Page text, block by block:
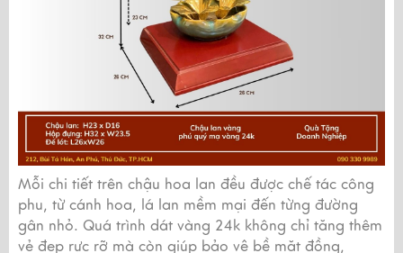
Mỗi chi tiết trên chậu hoa lan đều được chế tác công
phu, từ cánh hoa, lá lan mềm mại đến từng đường
gân nhỏ. Quá trình dát vàng 24k không chỉ tăng thêm
vẻ đẹp rực rỡ mà còn giúp bảo vệ bề mặt đồng,